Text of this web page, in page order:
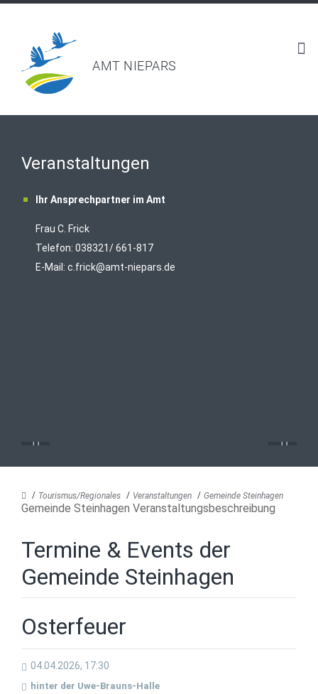
AMT NIEPARS
Veranstaltungen
Ihr Ansprechpartner im Amt
Frau C. Frick
Telefon: 038321/ 661-817
E-Mail: c.frick@amt-niepars.de
Tourismus/Regionales Veranstaltungen Gemeinde Steinhagen
Gemeinde Steinhagen Veranstaltungsbeschreibung
Termine & Events der
Gemeinde Steinhagen
Osterfeuer
04.04.2026, 17:30
hinter der Uwe-Brauns-Halle